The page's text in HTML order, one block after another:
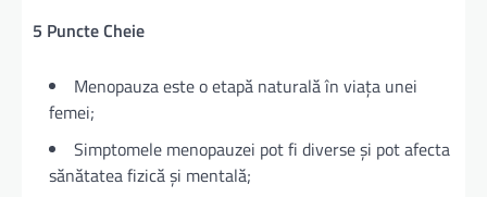
5 Puncte Cheie
Menopauza este o etapă naturală în viața unei
femei;
Simptomele menopauzei pot fi diverse și pot afecta
sănătatea fizică și mentală;